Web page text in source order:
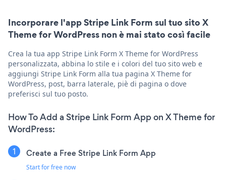
Incorporare l'app Stripe Link Form sul tuo sito X
Theme for WordPress non è mai stato così facile
Crea la tua app Stripe Link Form X Theme for WordPress
personalizzata, abbina lo stile e i colori del tuo sito web e
aggiungi Stripe Link Form alla tua pagina X Theme for
WordPress, post, barra laterale, piè di pagina o dove
preferisci sul tuo posto.
How To Add a Stripe Link Form App on X Theme for
WordPress:
Create a Free Stripe Link Form App
Start for free now